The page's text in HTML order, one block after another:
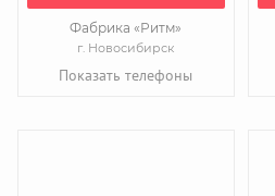
Фабрика «Ритм»
г. Новосибирск
Показать телефоны